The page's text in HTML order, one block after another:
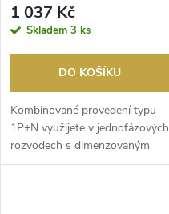
1 037 Kč
Skladem 3 ks
DO KOŠÍKU
Kombinované provedení typu
1P+N využijete v ​jednofázových
rozvodech s ​dimenzovaným
napětím 230 V a...